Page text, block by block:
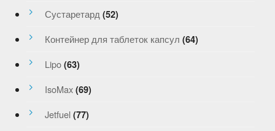
Сустаретард (52)
Контейнер для таблеток капсул (64)
Lipo (63)
IsoMax (69)
Jetfuel (77)